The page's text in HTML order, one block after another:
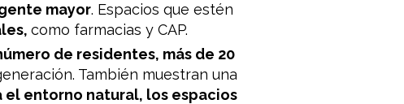
mayor. Espacios que estén
como farmacias y CAP.
de residentes, más de 20
También muestran una
el entorno natural, los espacios